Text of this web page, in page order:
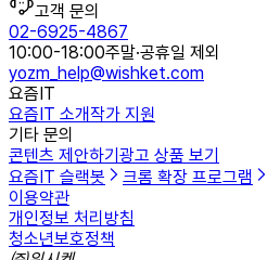
고객 문의
02-6925-4867
10:00-18:00주말·공휴일 제외
yozm_help@wishket.com
요즘IT
요즘IT 소개작가 지원
기타 문의
콘텐츠 제안하기 광고 상품 보기
요즘IT 슬랙봇
크롬 확장 프로그램
이용약관
개인정보 처리방침
청소년보호정책